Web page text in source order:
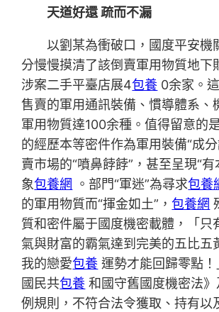
天道好還 疏而不漏
以劉某為衝破口，國度平安機
分慢慢摸清了該倒賣軍用物質地下
涉案二手平臺店展4包養 0余家。
售賣的軍用通訊裝備、慣導體系、
軍用物質達100余種。值得留意的
的經歷本等密件作為軍用裝備“成分
賣市場的“噴鼻餑餑”，甚至呈現“
象包養網 。部門“軍迷”為尋求包養
的軍用物質而“揮金如土”，包養網
質和密件屬于國度機密載體，「只
氣與財富的霸氣達到完美的五比五
我的戀愛包養 運勢才能回歸零點
國民共包養 和國守舊國度機密法
例規則，不符合法令獲取、持有以